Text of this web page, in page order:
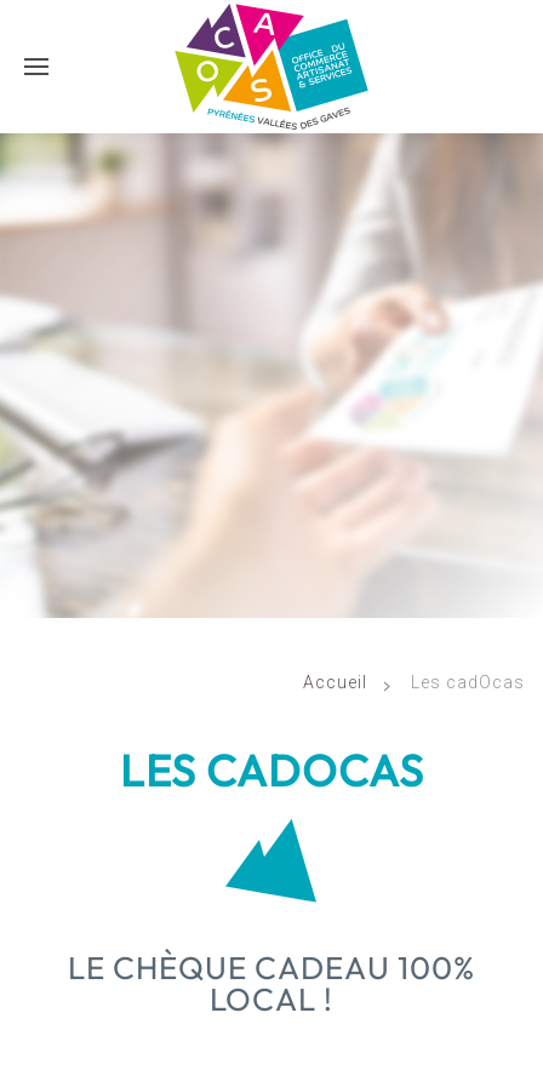
Accéder au contenu principal
Accueil Les cadOcas
LES CADOCAS
LE CHÈQUE CADEAU 100%
LOCAL !